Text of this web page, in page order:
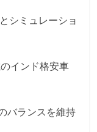
シミュレーショ
インド格安車
バランスを維持